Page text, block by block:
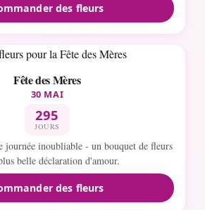
des fleurs
Fête des Mères
30 MAI
295
JOURS
journée inoubliable - un bouquet de fleurs
belle déclaration d'amour.
des fleurs